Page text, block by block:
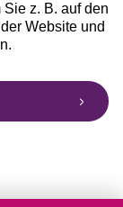
z. B. auf den
Website und